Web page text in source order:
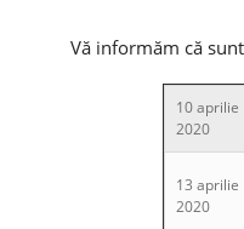
Vă informăm că
10 aprilie
2020
13 aprilie
2020